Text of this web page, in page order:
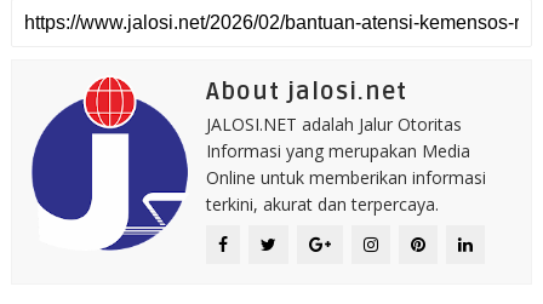
About jalosi.net
JALOSI.NET adalah Jalur Otoritas
Informasi yang merupakan Media
Online untuk memberikan informasi
terkini, akurat dan terpercaya.